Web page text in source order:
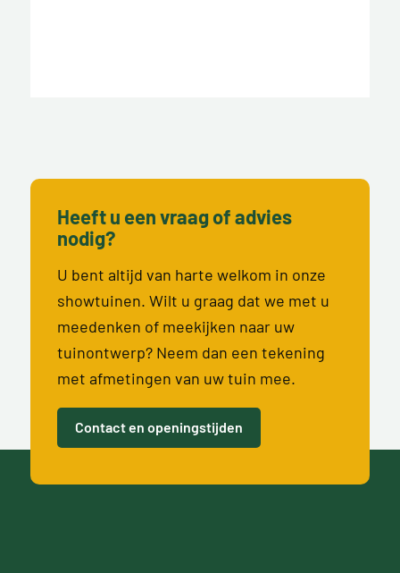
Heeft u een vraag of advies
nodig?
U bent altijd van harte welkom in onze
showtuinen. Wilt u graag dat we met u
meedenken of meekijken naar uw
tuinontwerp? Neem dan een tekening
met afmetingen van uw tuin mee.
Contact en openingstijden